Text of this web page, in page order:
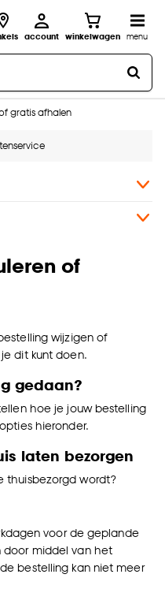
account winkelwagen menu
gratis afhalen
opmeten aan huis
of
wijzigen of
dit kunt doen.
gedaan?
hoe je jouw bestelling
hieronder.
laten bezorgen
thuisbezorgd wordt?
voor de geplande
door middel van het
bestelling kan niet meer